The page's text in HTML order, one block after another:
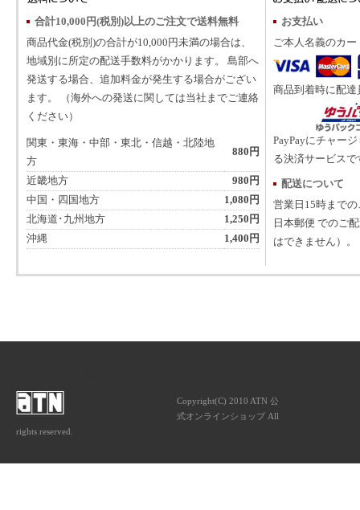
合計10,000円(税別)以上のご注文で送料無料
商品代金(税別)の合計が10,000円未満の場合は、
地域別に所定の配送手数料がかかります。 島部へ
発送する場合、追加料金が発生する場合がござい
ます。 （海外への発送に関しては当社までご連絡
ください）
関東・東海・中部・東北・信越・北陸地
方
880円
近畿地方
980円
中国・四国地方
1,080円
北海道･九州地方
1,250円
沖縄
1,400円
お支払い
ご本人名義のカ
商品到着時に配
PayPayにチャー
る決済サービスで
配送について
営業日15時まで
日本郵便 でのご
はできません）。
Copyright(C) 2010 ATN 公
式オンラインショップ All
rights reserved.